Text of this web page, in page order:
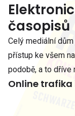
časopisů
Celý mediální
přístup ke všem
podobě, a to dříve
Online trafika